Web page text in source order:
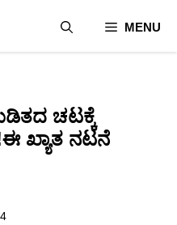
MENU
ಚಟಕ್ಕೆ
ಖ್ಯಾತ ನಟನೆ